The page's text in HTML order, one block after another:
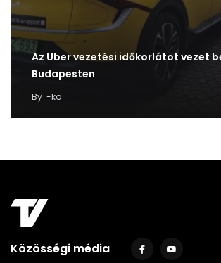
Az Uber vezetési időkorlátot vezet
Budapesten
By -ko
Közösségi média